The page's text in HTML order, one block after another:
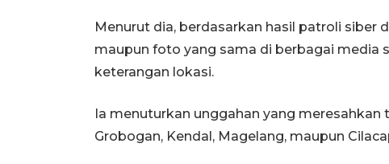
Menurut dia, berdasarkan hasil patroli siber
maupun foto yang sama di berbagai media
keterangan lokasi.
Ia menuturkan unggahan yang
Grobogan, Kendal, Magelang, maupun